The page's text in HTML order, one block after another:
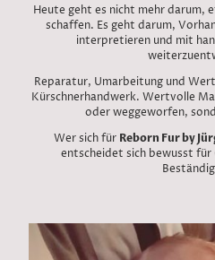
Heute geht es nicht mehr darum,
schaffen. Es geht darum,
interpretieren und mit
Reparatur, Umarbeitung und
Kürschnerhandwerk. Wertvolle
oder weggeworfen,
Wer sich für Reborn Fur by
entscheidet sich bewusst